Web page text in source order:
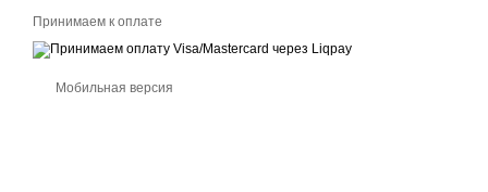
Принимаем к оплате
Мобильная версия